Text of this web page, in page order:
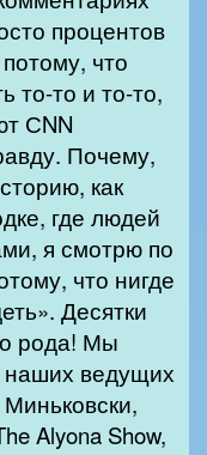
процентов
что
то-то и то-то,
СNN
Почему,
как
где людей
я смотрю по
что нигде
Десятки
рода! Мы
наших ведущих
Alyona Show,